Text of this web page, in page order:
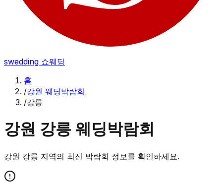
swedding 쇼웨딩
홈
/강원 웨딩박람회
/강릉
강원 강릉 웨딩박람회
강원 강릉 지역의 최신 박람회 정보를 확인하세요.